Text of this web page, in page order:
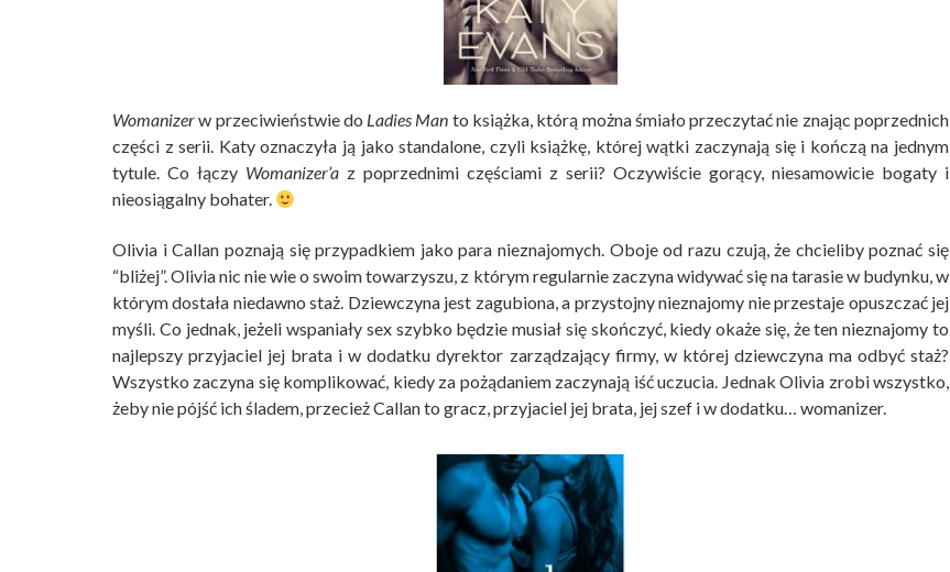
Womanizerw przeciwieństwie do Ladies Man to książka, którą można śmiało przeczytać nie znając poprzednich
części z serii. Katy oznaczyła ją jako standalone, czyli książkę, której wątki zaczynają się i kończą na jednym
tytule. Co łączy Womanizer’a z poprzednimi częściami z serii? Oczywiście gorący, niesamowicie bogaty i
nieosiągalny bohater.
Olivia i Callan poznają się przypadkiem jako para nieznajomych. Oboje od razu czują, że chcieliby poznać się
“bliżej”. Olivia nic nie wie o swoim towarzyszu, z którym regularnie zaczyna widywać się na tarasie w budynku, w
którym dostała niedawno staż. Dziewczyna jest zagubiona, a przystojny nieznajomy nie przestaje opuszczać jej
myśli. Co jednak, jeżeli wspaniały sex szybko będzie musiał się skończyć, kiedy okaże się, że ten nieznajomy to
najlepszy przyjaciel jej brata i w dodatku dyrektor zarządzający firmy, w której dziewczyna ma odbyć staż?
Wszystko zaczyna się komplikować, kiedy za pożądaniem zaczynają iść uczucia. Jednak Olivia zrobi wszystko,
żeby nie pójść ich śladem, przecież Callan to gracz, przyjaciel jej brata, jej szef i w dodatku… womanizer.